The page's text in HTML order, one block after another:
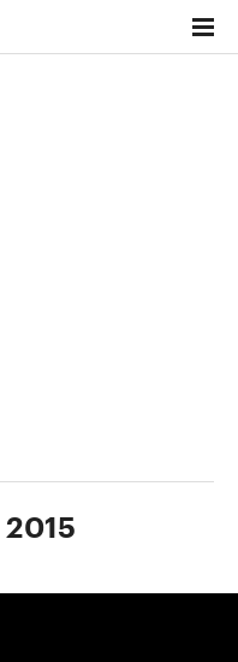
2015